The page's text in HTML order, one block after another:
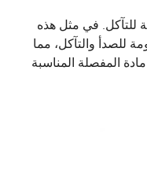
للتآكل. في مثل هذه
للصدأ والتآكل، مما
المفصلة المناسبة